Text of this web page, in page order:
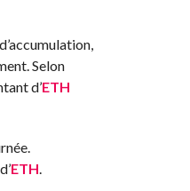
Selon
d’ETH
ETH.